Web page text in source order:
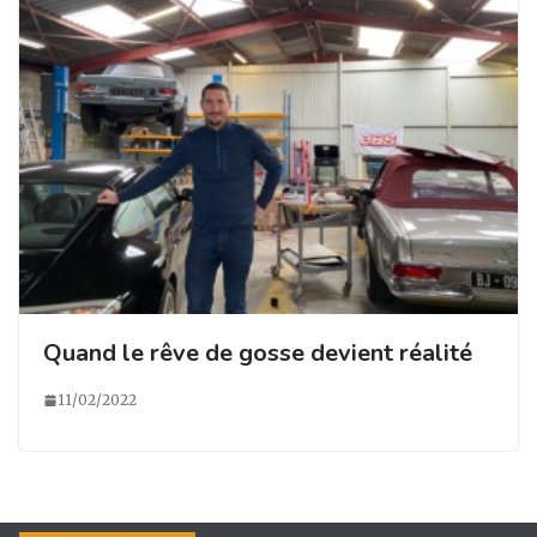
Quand le rêve de gosse devient réalité
11/02/2022